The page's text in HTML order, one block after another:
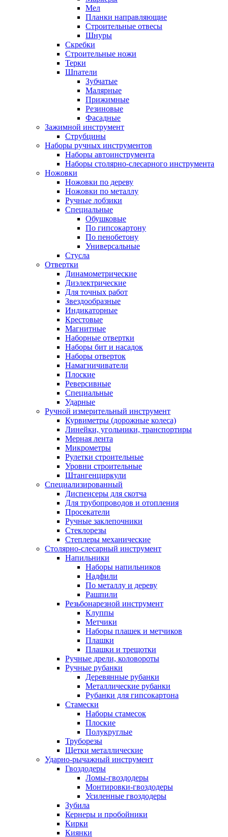
Мел
Планки направляющие
Строительные отвесы
Шнуры
Скребки
Строительные ножи
Терки
Шпатели
Зубчатые
Малярные
Прижимные
Резиновые
Фасадные
Зажимной инструмент
Струбцины
Наборы ручных инструментов
Наборы автоинструмента
Наборы столярно-слесарного инструмента
Ножовки
Ножовки по дереву
Ножовки по металлу
Ручные лобзики
Специальные
Обушковые
По гипсокартону
По пенобетону
Универсальные
Стусла
Отвертки
Динамометрические
Диэлектрические
Для точных работ
Звездообразные
Индикаторные
Крестовые
Магнитные
Наборные отвертки
Наборы бит и насадок
Наборы отверток
Намагничиватели
Плоские
Реверсивные
Специальные
Ударные
Ручной измерительный инструмент
Курвиметры (дорожные колеса)
Линейки, угольники, транспортиры
Мерная лента
Микрометры
Рулетки строительные
Уровни строительные
Штангенциркули
Специализированный
Диспенсеры для скотча
Для трубопроводов и отопления
Просекатели
Ручные заклепочники
Стеклорезы
Степлеры механические
Столярно-слесарный инструмент
Напильники
Наборы напильников
Надфили
По металлу и дереву
Рашпили
Резьбонарезной инструмент
Клуппы
Метчики
Наборы плашек и метчиков
Плашки
Плашки и трещотки
Ручные дрели, коловороты
Ручные рубанки
Деревянные рубанки
Металлические рубанки
Рубанки для гипсокартона
Стамески
Наборы стамесок
Плоские
Полукруглые
Труборезы
Щетки металлические
Ударно-рычажный инструмент
Гвоздодеры
Ломы-гвоздодеры
Монтировки-гвоздодеры
Усиленные гвоздодеры
Зубила
Кернеры и пробойники
Кирки
Киянки